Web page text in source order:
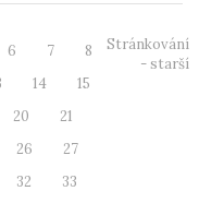
6 7
8
14
15
20
21
26
27
32
33
Stránkování
- starší